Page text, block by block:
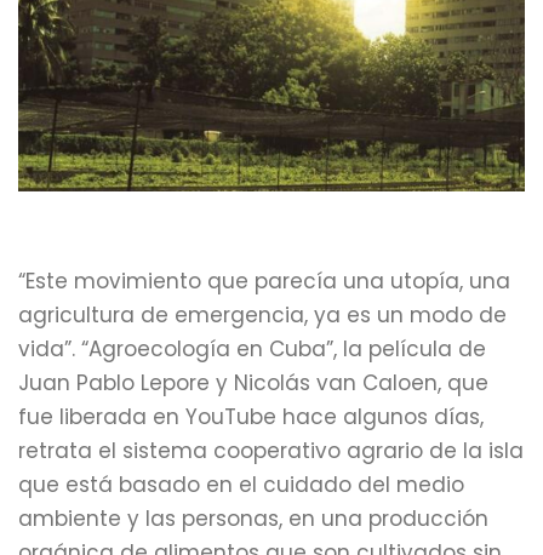
“Este movimiento que parecía una utopía, una
agricultura de emergencia, ya es un modo de
vida”. “Agroecología en Cuba”, la película de
Juan Pablo Lepore y Nicolás van Caloen, que
fue liberada en YouTube hace algunos días,
retrata el sistema cooperativo agrario de la isla
que está basado en el cuidado del medio
ambiente y las personas, en una producción